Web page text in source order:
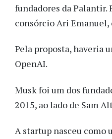
fundadores da Palantir.
consórcio Ari Emanuel,
Pela proposta, haveria
OpenAI.
Musk foi um dos
2015, ao lado de Sam
A startup nasceu como